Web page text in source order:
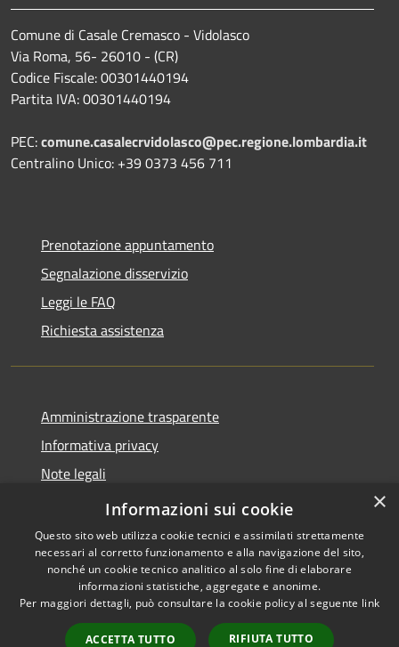
Comune di Casale Cremasco - Vidolasco
Via Roma, 56- 26010 - (CR)
Codice Fiscale: 00301440194
Partita IVA: 00301440194
PEC:comune.casalecrvidolasco@pec.regione.lombardia.it
Centralino Unico: +39 0373 456 711
Prenotazione appuntamento
Segnalazione disservizio
Leggi le FAQ
Richiesta assistenza
Amministrazione trasparente
Informativa privacy
Note legali
Dichiarazione di accessibilità
Accessibilità
Copyright © 2026 • Comune di
Casale Cremasco-Vidolasco •
Powered byMunicipium
×
Informazioni sui cookie
Questo sito web utilizza cookie tecnici e assimilati strettamente
necessari al corretto funzionamento e alla navigazione del sito,
nonché un cookie tecnico analitico al solo fine di elaborare
informazioni statistiche, aggregate e anonime.
Per maggiori dettagli, può consultare la cookie policy al seguente link
ACCETTA TUTTO RIFIUTA TUTTO